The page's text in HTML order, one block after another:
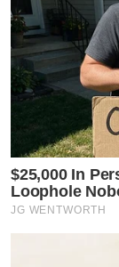
$25,000 In
Loophole
JG WENTWORTH